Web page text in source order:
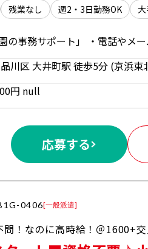
残業なし 週2・3日勤務OK
川区 大井町駅 徒歩5分 (京浜東
円 null
応募する
0406[一般派遣]